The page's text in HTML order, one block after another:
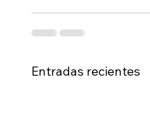
Entradas recientes